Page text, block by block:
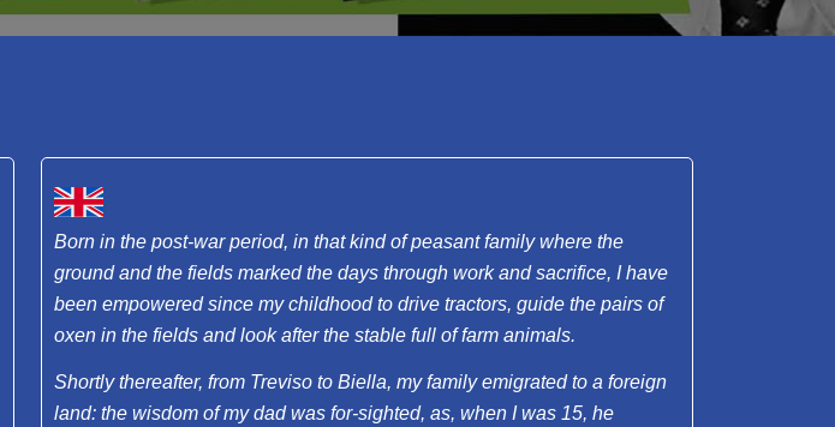
Born in the post-war period, in that kind of peasant family where the
ground and the fields marked the days through work and sacrifice, I have
been empowered since my childhood to drive tractors, guide the pairs of
oxen in the fields and look after the stable full of farm animals.
Shortly thereafter, from Treviso to Biella, my family emigrated to a foreign
land: the wisdom of my dad was for-sighted, as, when I was 15, he